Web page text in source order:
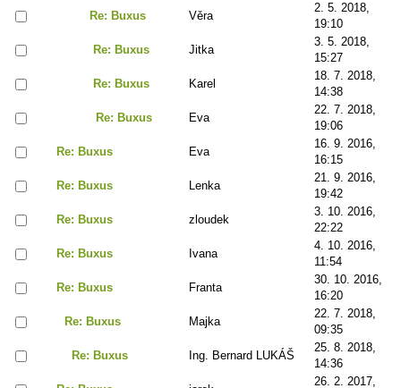
Re: Buxus
Věra
2. 5. 2018,
19:10
Re: Buxus
Jitka
3. 5. 2018,
15:27
Re: Buxus
Karel
18. 7. 2018,
14:38
Re: Buxus
Eva
22. 7. 2018,
19:06
Re: Buxus
Eva
16. 9. 2016,
16:15
Re: Buxus
Lenka
21. 9. 2016,
19:42
Re: Buxus
zloudek
3. 10. 2016,
22:22
Re: Buxus
Ivana
4. 10. 2016,
11:54
Re: Buxus
Franta
30. 10. 2016,
16:20
Re: Buxus
Majka
22. 7. 2018,
09:35
Re: Buxus
Ing. Bernard LUKÁŠ
25. 8. 2018,
14:36
26. 2. 2017,